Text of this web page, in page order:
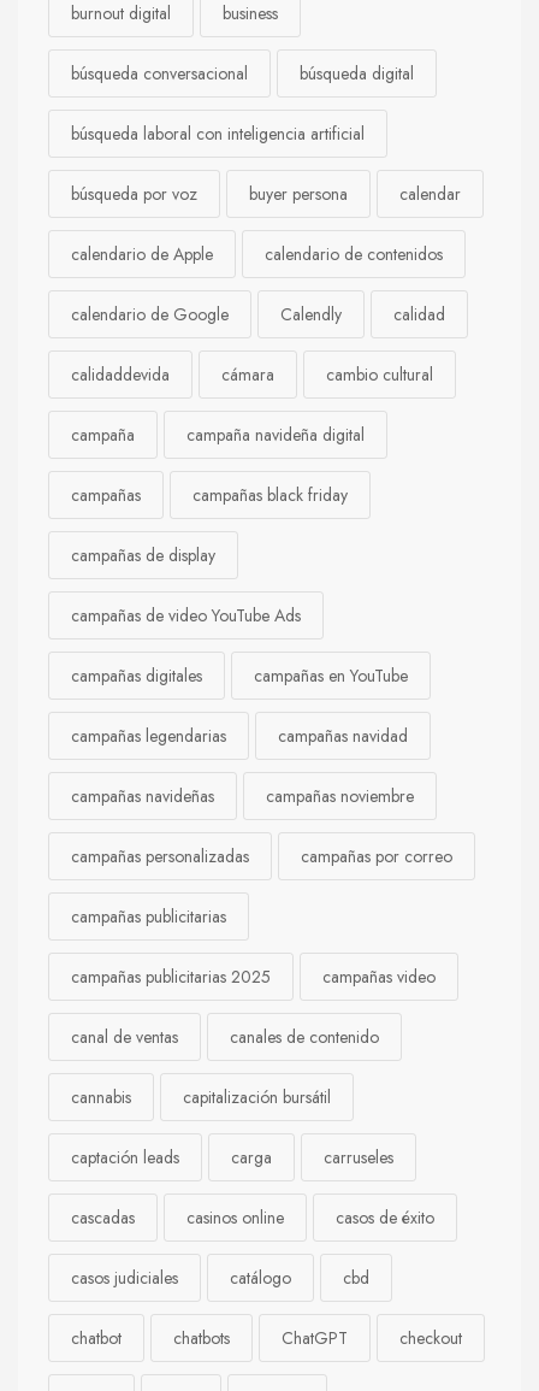
burnout digital business
búsqueda conversacional búsqueda digital
búsqueda laboral con inteligencia artificial
búsqueda por voz buyer persona calendar
calendario de Apple calendario de contenidos
calendario de Google Calendly calidad
calidaddevida cámara cambio cultural
campaña campaña navideña digital
campañas campañas black friday
campañas de display
campañas de video YouTube Ads
campañas digitales campañas en YouTube
campañas legendarias campañas navidad
campañas navideñas campañas noviembre
campañas personalizadas campañas por correo
campañas publicitarias
campañas publicitarias 2025 campañas video
canal de ventas canales de contenido
cannabis capitalización bursátil
captación leads carga carruseles
cascadas casinos online casos de éxito
casos judiciales catálogo cbd
chatbot chatbots ChatGPT checkout